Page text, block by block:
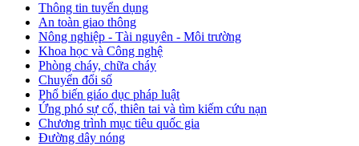
Thông tin tuyển dụng
An toàn giao thông
Nông nghiệp - Tài nguyên - Môi trường
Khoa học và Công nghệ
Phòng cháy, chữa cháy
Chuyển đổi số
Phổ biến giáo dục pháp luật
Ứng phó sự cố, thiên tai và tìm kiếm cứu nạn
Chương trình mục tiêu quốc gia
Đường dây nóng